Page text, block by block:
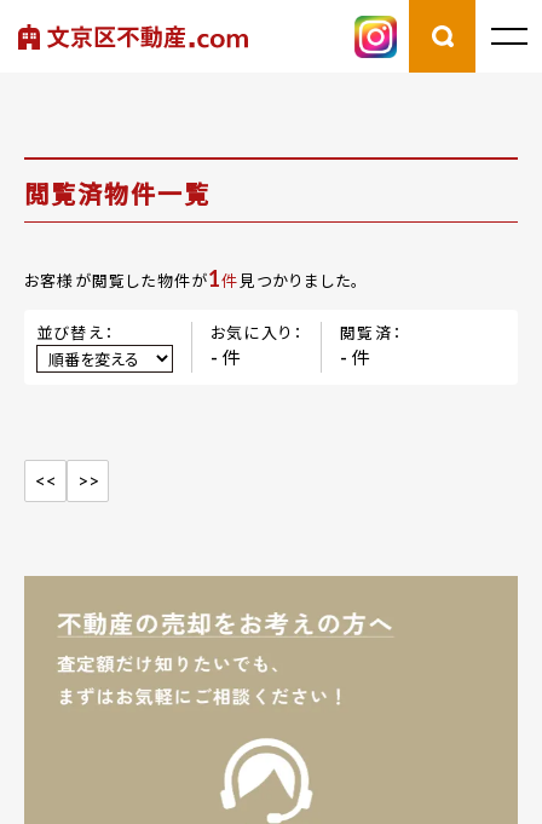
閲覧済物件一覧
お客様が閲覧した物件が1件見つかりました。
並び替え： お気に入り：
- 件
閲覧済：
- 件
<< >>